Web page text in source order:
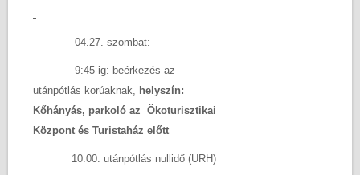
04.27. szombat:
9:45-ig: beérkezés az
utánpótlás korúaknak, helyszín:
Kőhányás, parkoló az Ökoturisztikai
Központ és Turistaház előtt
10:00: utánpótlás nullidő (URH)